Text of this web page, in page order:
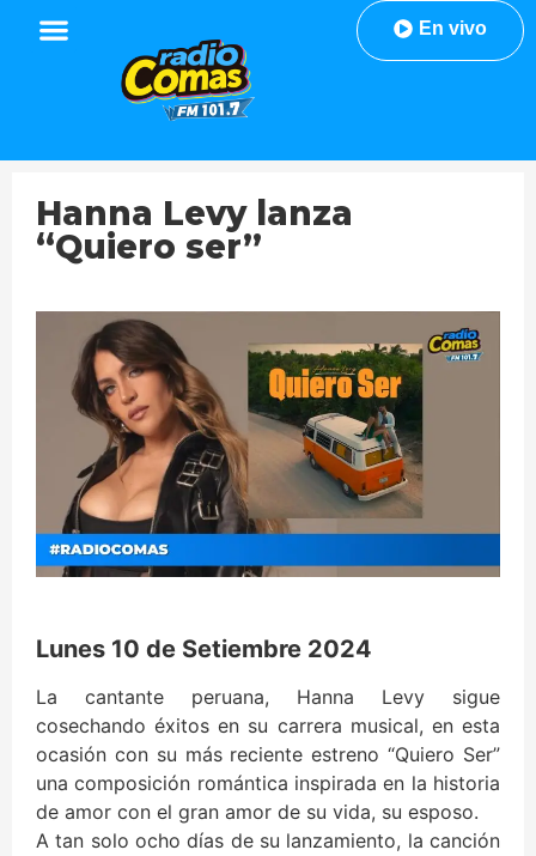
En vivo
Hanna Levy lanza
“Quiero ser”
Lunes 10 de Setiembre 2024
La cantante peruana, Hanna Levy sigue
cosechando éxitos en su carrera musical, en esta
ocasión con su más reciente estreno “Quiero Ser”
una composición romántica inspirada en la historia
de amor con el gran amor de su vida, su esposo.
A tan solo ocho días de su lanzamiento, la canción